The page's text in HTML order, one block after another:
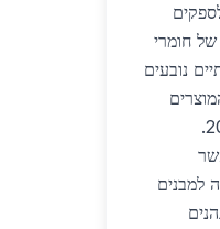
לספקים
חומרי
נובעים
נשמרת בזכות בדיקות קפדניות ומעקב אחר תקנים עדכניים לשנת 2026.
למבנים